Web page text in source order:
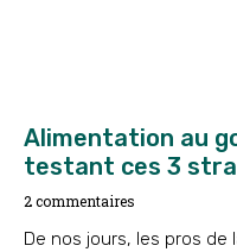
Alimentation au
testant ces 3
2 commentaires
De nos jours, les pros de